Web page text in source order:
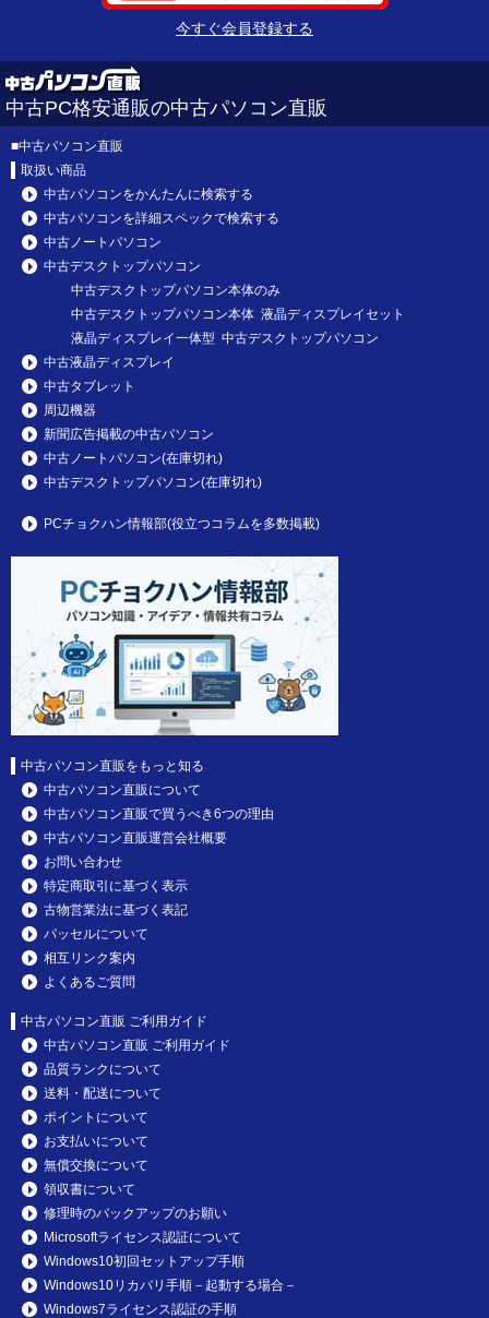
今すぐ会員登録する
中古PC格安通販の中古パソコン直販
■中古パソコン直販
取扱い商品
中古パソコンをかんたんに検索する
中古パソコンを詳細スペックで検索する
中古ノートパソコン
中古デスクトップパソコン
中古デスクトップパソコン本体のみ
中古デスクトップパソコン本体 液晶ディスプレイセット
液晶ディスプレイ一体型 中古デスクトップパソコン
中古液晶ディスプレイ
中古タブレット
周辺機器
新聞広告掲載の中古パソコン
中古ノートパソコン(在庫切れ)
中古デスクトップパソコン(在庫切れ)
PCチョクハン情報部(役立つコラムを多数掲載)
中古パソコン直販をもっと知る
中古パソコン直販について
中古パソコン直販で買うべき6つの理由
中古パソコン直販運営会社概要
お問い合わせ
特定商取引に基づく表示
古物営業法に基づく表記
パッセルについて
相互リンク案内
よくあるご質問
中古パソコン直販 ご利用ガイド
中古パソコン直販 ご利用ガイド
品質ランクについて
送料・配送について
ポイントについて
お支払いについて
無償交換について
領収書について
修理時のバックアップのお願い
Microsoftライセンス認証について
Windows10初回セットアップ手順
Windows10リカバリ手順－起動する場合－
Windows7ライセンス認証の手順